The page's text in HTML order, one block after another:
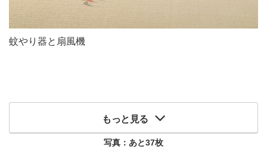
蚊やり器と扇風機
もっと見る
写真：あと37枚